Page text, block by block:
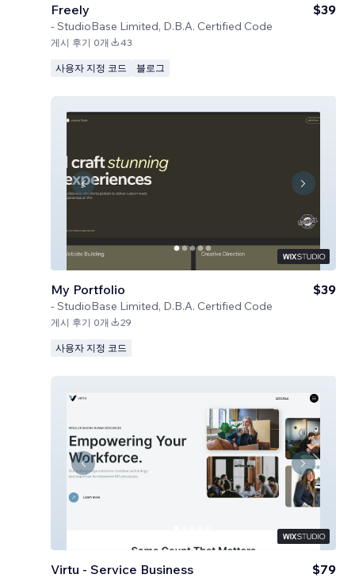
Freely
- StudioBase Limited, D.B.A. Certified Code
$39
게시 후기 0개 43
사용자 지정 코드 블로그
My Portfolio
- StudioBase Limited, D.B.A. Certified Code
$39
게시 후기 0개 29
사용자 지정 코드
Virtu - Service Business $79